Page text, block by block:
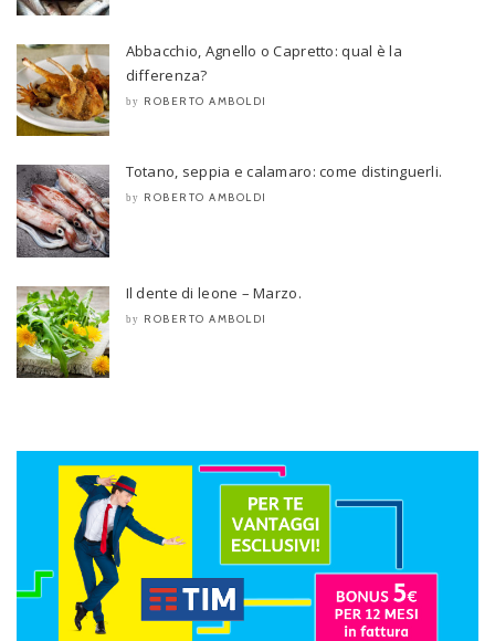
Abbacchio, Agnello o Capretto: qual è la
differenza?
by ROBERTO AMBOLDI
Totano, seppia e calamaro: come distinguerli.
by ROBERTO AMBOLDI
Il dente di leone – Marzo.
by ROBERTO AMBOLDI